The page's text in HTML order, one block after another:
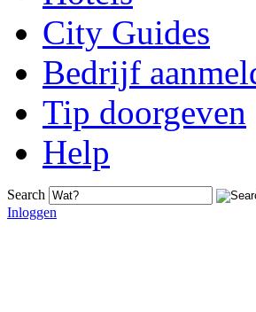
City Guides
Bedrijf
Tip doorgeven
Help
Search
Inloggen